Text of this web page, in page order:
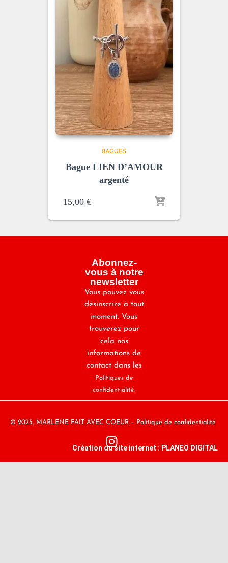
BAGUES
Bague LIEN D’AMOUR
argenté
15,00 €
Abonnez-
vous à notre
newsletter
Vous pouvez vous
désinscrire à tout
moment. Vous
trouverez pour
cela nos
informations de
contact dans les
Politiques de
confidentialité.
© 2025, MARLENE FAIT AVEC COEUR – Politique de confidentialité
Création du site internet : PLANEO DIGITAL